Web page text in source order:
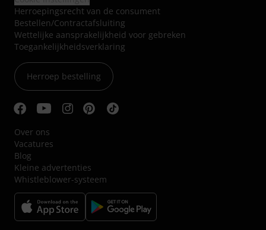
Herroepingsrecht van de consument
Bestellen/Contractafsluiting
Wettelijke aansprakelijkheid voor gebreken
Toegankelijkheidsverklaring
Herroep bestelling
Over ons
Vacatures
Blog
Kleine advertenties
Whistleblower-systeem